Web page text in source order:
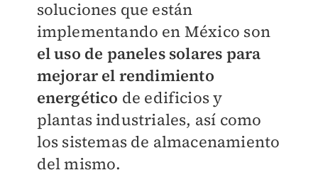
soluciones que están
implementando en México son
el uso de paneles solares para
mejorar el rendimiento
energético de edificios y
plantas industriales, así como
los sistemas de almacenamiento
del mismo.